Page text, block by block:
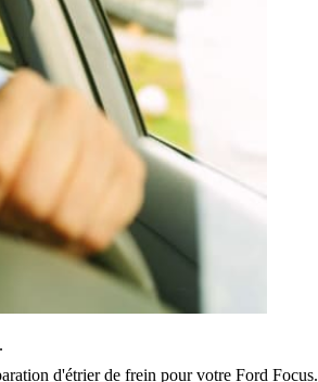
d'étrier de frein pour votre Ford Focus.